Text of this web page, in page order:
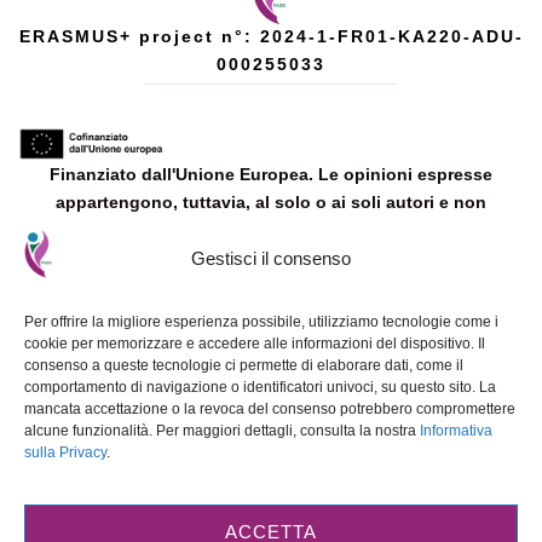
Gestisci il consenso
Per offrire la migliore esperienza possibile, utilizziamo tecnologie come i
cookie per memorizzare e accedere alle informazioni del dispositivo. Il
consenso a queste tecnologie ci permette di elaborare dati, come il
comportamento di navigazione o identificatori univoci, su questo sito. La
mancata accettazione o la revoca del consenso potrebbero compromettere
alcune funzionalità. Per maggiori dettagli, consulta la nostra Informativa
sulla Privacy.
ACCETTA
ERASMUS+ project n°: 2024-1-FR01-KA220-ADU-
000255033
Finanziato dall'Unione Europea. Le opinioni espresse
appartengono, tuttavia, al solo o ai soli autori e non
riflettono necessariamente le opinioni dell'Unione Europea o
dell'Agenzia esecutiva europea per l’istruzione e la cultura
ritenute responsabili.
© 2025 FADO. Designed and developed by
disponibili sotto la licenzaCreative Commons Attribuzione-
NonCommerciale-NonOpereDerivate 4.0 Internazionale (CC BY-NC-ND